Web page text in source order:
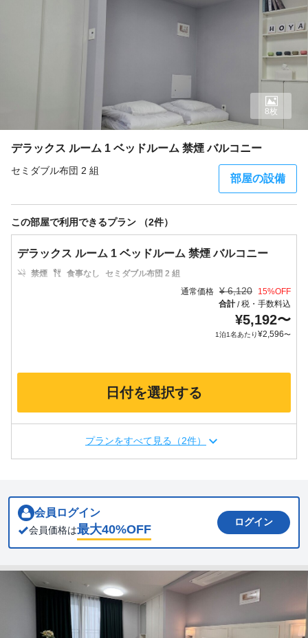
デラックス ルーム 1 ベッドルーム 禁煙 バルコニー
セミダブル布団 2 組
部屋の設備
8枚
この部屋で利用できるプラン （2件）
デラックス ルーム 1 ベッドルーム 禁煙 バルコニー
禁煙 食事なし
セミダブル布団 2 組
通常価格 ¥ 6,120 15%OFF
合計/税・手数料込
¥5,192〜
1泊1名あたり¥2,596〜
日付を選択する
プランをすべて見る（2件）
会員ログイン
会員価格は最大40%OFF
ログイン